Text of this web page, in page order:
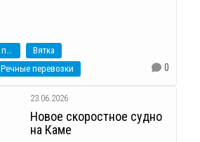
Внутренние водные пути
Вятка
Речные перевозки 0
23.06.2026
Новое скоростное судно
на Каме